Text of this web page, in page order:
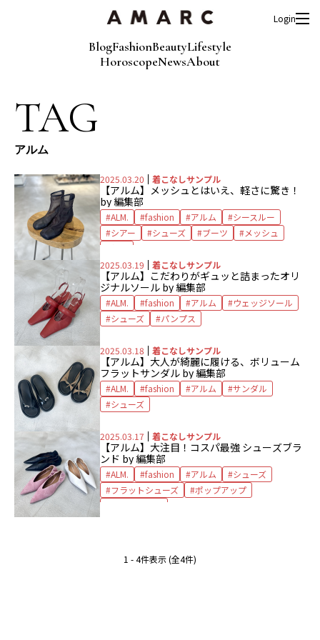
BlogFashionBeautyLifestyle
HoroscopeNewsAbout
Login
TAG
アルム
2025.03.20 着こなしサンプル
【アルム】メッシュとはいえ、軽さに驚き！
by 編集部
ALM. fashion アルム
シースルー
シアー
シューズ ブーツ
メッシュ
2025.03.19
着こなしサンプル
【アルム】こだわりがギュッと詰まったオリ
ジナルソール by 編集部
ALM. fashion アルム
ウェッジソール
シューズ
パンプス
2025.03.18 着こなしサンプル
【アルム】大人が綺麗に履ける、ボリューム
フラットサンダル by 編集部
ALM. fashion アルム
サンダル
シューズ
2025.03.17 着こなしサンプル
【アルム】大注目！コスパ最強 シューズブラ
ンド by 編集部
ALM. fashion アルム
シューズ
フラットシューズ
ポップアップ
1 - 4件表示 (全4件)